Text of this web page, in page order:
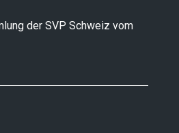
der SVP Schweiz vom